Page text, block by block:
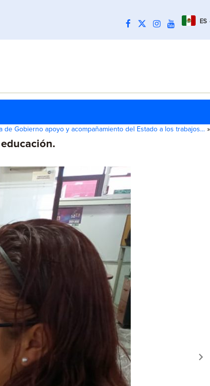
ES
de Gobierno apoyo y acompañamiento del Estado a los trabajos… »